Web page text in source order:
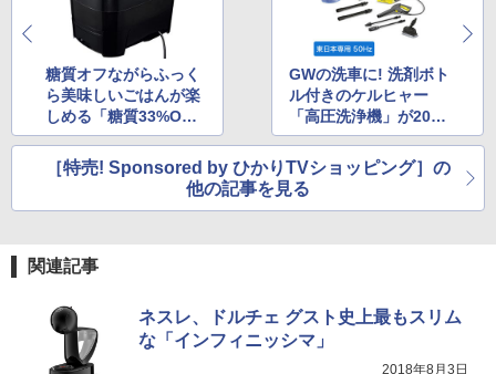
糖質オフながらふっく
ら美味しいごはんが楽
しめる「糖質33%OFF
炊飯器」が14,800円!
GWの洗車に! 洗剤ボト
ル付きのケルヒャー
「高圧洗浄機」が20台
限定で実質22,460円
［特売! Sponsored by ひかりTVショッピング］の
他の記事を見る
関連記事
ネスレ、ドルチェ グスト史上最もスリム
な「インフィニッシマ」
2018年8月3日